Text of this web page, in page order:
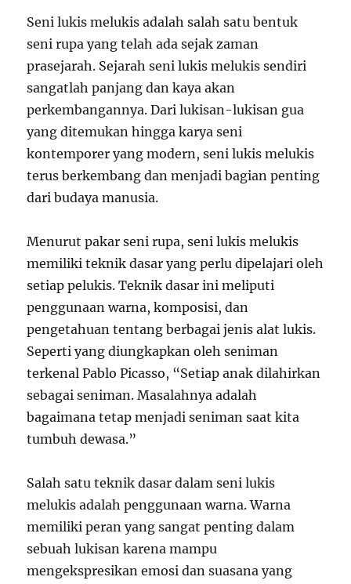
Seni lukis melukis adalah salah satu bentuk
seni rupa yang telah ada sejak zaman
prasejarah. Sejarah seni lukis melukis sendiri
sangatlah panjang dan kaya akan
perkembangannya. Dari lukisan-lukisan gua
yang ditemukan hingga karya seni
kontemporer yang modern, seni lukis melukis
terus berkembang dan menjadi bagian penting
dari budaya manusia.
Menurut pakar seni rupa, seni lukis melukis
memiliki teknik dasar yang perlu dipelajari oleh
setiap pelukis. Teknik dasar ini meliputi
penggunaan warna, komposisi, dan
pengetahuan tentang berbagai jenis alat lukis.
Seperti yang diungkapkan oleh seniman
terkenal Pablo Picasso, “Setiap anak dilahirkan
sebagai seniman. Masalahnya adalah
bagaimana tetap menjadi seniman saat kita
tumbuh dewasa.”
Salah satu teknik dasar dalam seni lukis
melukis adalah penggunaan warna. Warna
memiliki peran yang sangat penting dalam
sebuah lukisan karena mampu
mengekspresikan emosi dan suasana yang